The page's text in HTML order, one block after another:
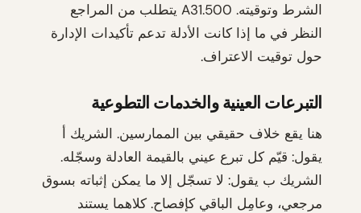
الشرط وتوقيته. 500.A31 يتطلب من المراجع
النظر في ما إذا كانت الأدلة تدعم تأكيدات الإدارة
حول توقيت الاعتراف.
التبرعات العينية والخدمات التطوعية
هنا يقع خلاف حقيقي بين الممارسين. الشريك أ
يقول: قيّم كل تبرع عيني بالقيمة العادلة وسجّله.
الشريك ب يقول: لا تسجّل إلا ما يمكن إثباته بسوق
مرجعي، وعامِل الباقي كإفصاح. كلاهما يستند